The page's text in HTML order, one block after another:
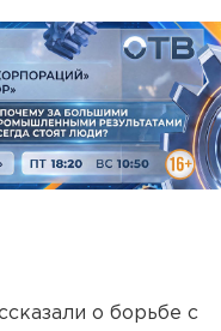
о борьбе с